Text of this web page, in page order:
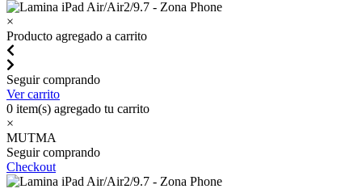
×
Producto agregado a carrito
Seguir comprando
Ver carrito
0 item(s) agregado tu carrito
×
MUTMA
Seguir comprando
Checkout